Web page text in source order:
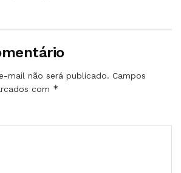
mail não será publicado. Campos
com *